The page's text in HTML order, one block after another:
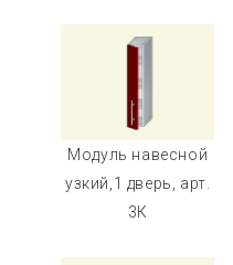
Модуль навесной
узкий,1 дверь, арт.
3К